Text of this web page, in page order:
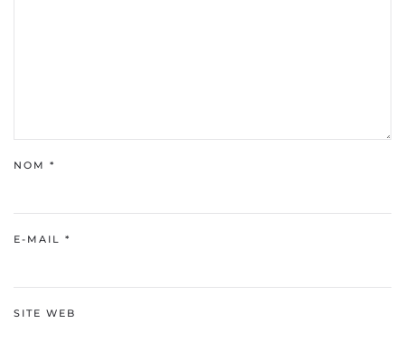
NOM *
E-MAIL *
SITE WEB